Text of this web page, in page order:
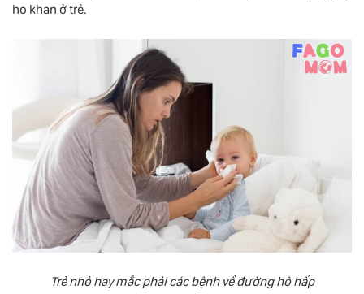
ho khan ở trẻ.
Trẻ nhỏ hay mắc phải các bệnh về đường hô hấp